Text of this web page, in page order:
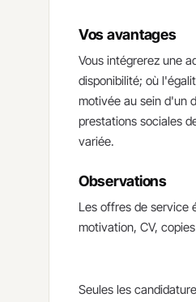
Vos avantages
​Vous intégrerez une
disponibilité; où
motivée au sein d'un
prestations sociales
variée.
Observations
​Les offres de service
motivation, CV,
Seules les